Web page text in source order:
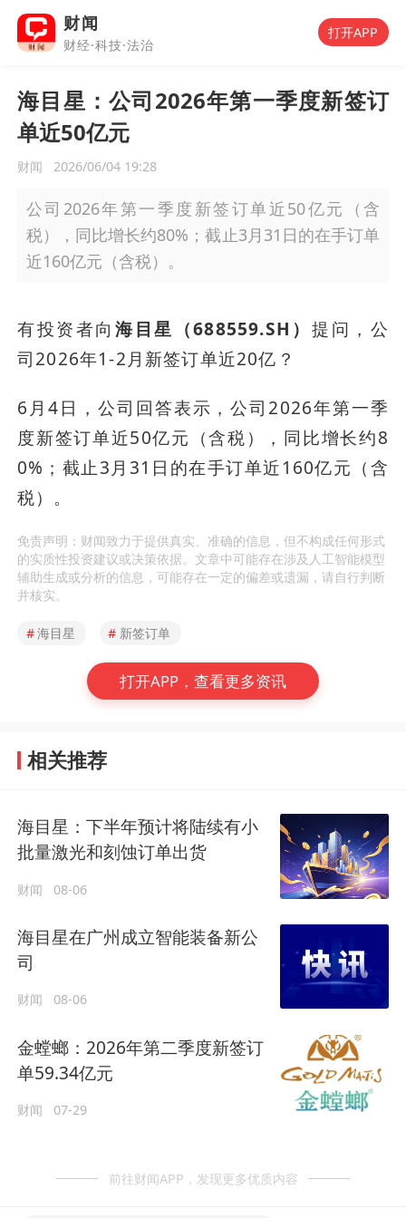
财闻
财经·科技·法治
打开APP
海目星：公司2026年第一季度新签订
单近50亿元
财闻 2026/06/04 19:28
公司2026年第一季度新签订单近50亿元（含
税），同比增长约80%；截止3月31日的在手订单
近160亿元（含税）。
有投资者向 海目星（688559.SH） 提问，公
司2026年1-2月新签订单近20亿？
6月4日，公司回答表示，公司2026年第一季
度新签订单近50亿元（含税），同比增长约8
0%；截止3月31日的在手订单近160亿元（含
税）。
免责声明：财闻致力于提供真实、准确的信息，但不构成任何形式
的实质性投资建议或决策依据。文章中可能存在涉及人工智能模型
辅助生成或分析的信息，可能存在一定的偏差或遗漏，请自行判断
并核实。
#海目星 # 新签订单
打开APP，查看更多资讯
相关推荐
海目星：下半年预计将陆续有小
批量激光和刻蚀订单出货
财闻 08-06
海目星在广州成立智能装备新公
司
财闻 08-06
金螳螂：2026年第二季度新签订
单59.34亿元
财闻 07-29
前往财闻APP，发现更多优质内容